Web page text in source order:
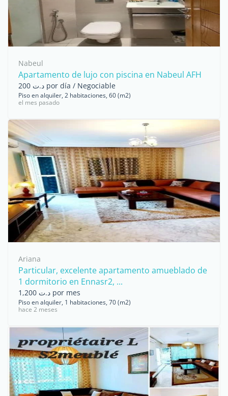
Nabeul
Apartamento de lujo con piscina en Nabeul AFH
د.ت 200 por día / Negociable
Piso en alquiler, 2 habitaciones, 60 (m2)
el mes pasado
Ariana
Particular, excelente apartamento amueblado de
1 dormitorio en Ennasr2, ...
د.ت 1,200 por mes
Piso en alquiler, 1 habitaciones, 70 (m2)
hace 2 meses